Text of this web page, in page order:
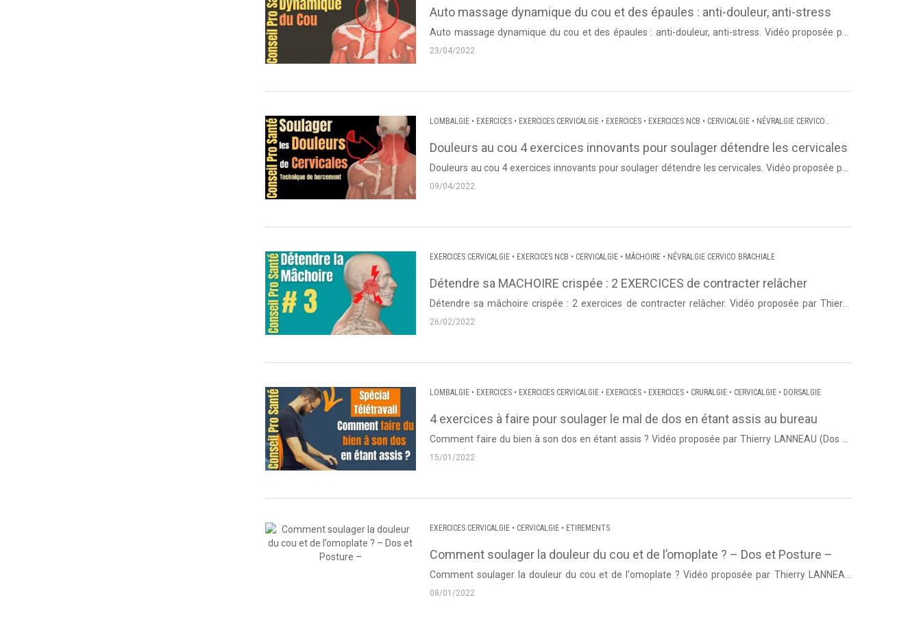
Auto massage dynamique du cou et des épaules : anti-douleur, anti-stress
Auto massage dynamique du cou et des épaules : anti-douleur, anti-stress. Vidéo proposée par
Thierry Lanneau de Dos et Posture. Source : Dos et Pos...
23/04/2022
LOMBALGIE• EXERCICES• EXERCICES CERVICALGIE• EXERCICES• EXERCICES NCB • CERVICALGIE• NÉVRALGIE CERVICO
Douleurs au cou 4 exercices innovants pour soulager détendre les cervicales
Douleurs au cou 4 exercices innovants pour soulager détendre les cervicales. Vidéo proposée par
Thierry Lanneau de Dos et Posture. Source : Dos et ...
09/04/2022
EXERCICES CERVICALGIE• EXERCICES NCB • CERVICALGIE• MÂCHOIRE• NÉVRALGIE CERVICO BRACHIALE
Détendre sa MACHOIRE crispée : 2 EXERCICES de contracter relâcher
Détendre sa mâchoire crispée : 2 exercices de contracter relâcher. Vidéo proposée par Thierry
26/02/2022
LOMBALGIE• EXERCICES• EXERCICES CERVICALGIE• EXERCICES• EXERCICES• CRURALGIE• CERVICALGIE• DORSALGIE
4 exercices à faire pour soulager le mal de dos en étant assis au bureau
Comment faire du bien à son dos en étant assis ? Vidéo proposée par Thierry LANNEAU (Dos et
15/01/2022
EXERCICES CERVICALGIE• CERVICALGIE• ETIREMENTS
Comment soulager la douleur du cou et de l’omoplate ? – Dos et Posture –
Comment soulager la douleur du cou et de l'omoplate ? Vidéo proposée par Thierry LANNEAU
08/01/2022